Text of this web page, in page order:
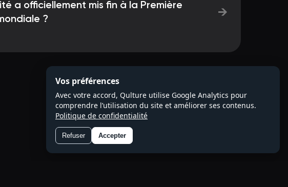
a officiellement mis fin à la Première
?
→
Vos préférences
Avec votre accord, Qulture utilise Google Analytics pour
comprendre l’utilisation du site et améliorer ses contenus.
Politique de confidentialité
Refuser Accepter